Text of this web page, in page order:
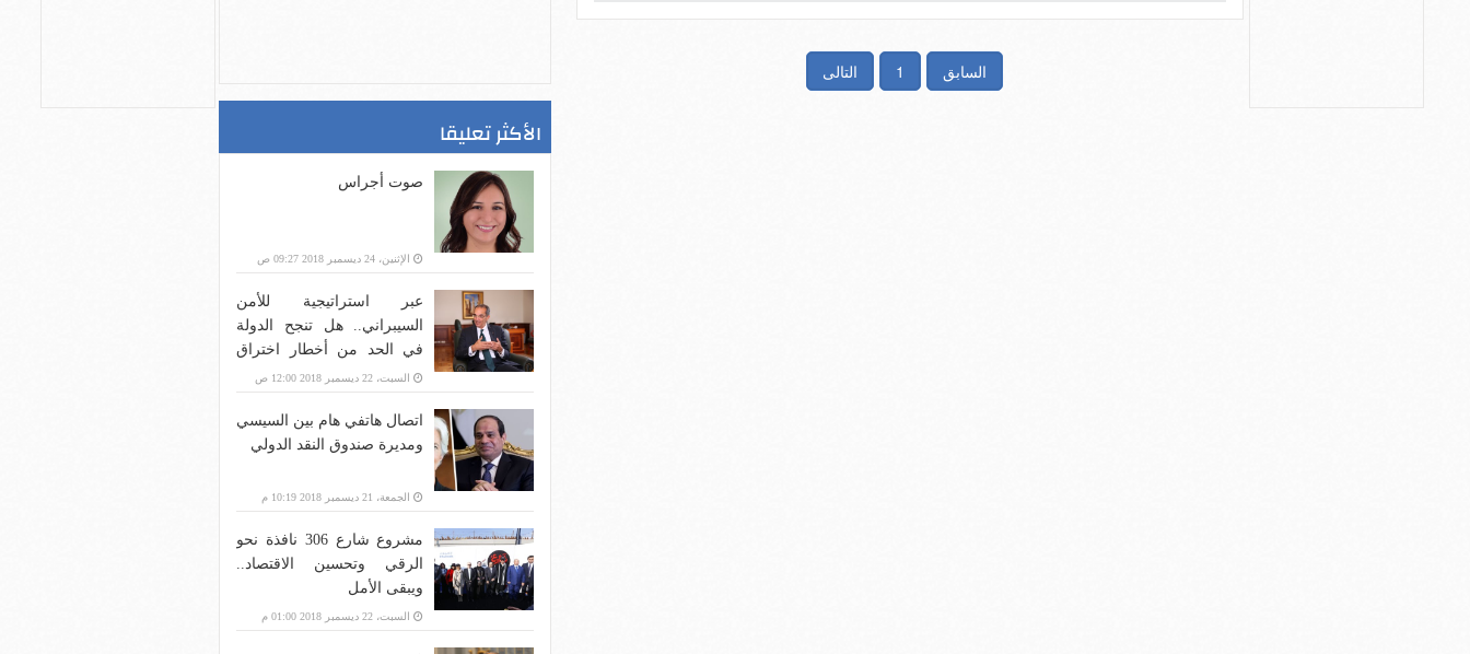
السابق 1 التالى
الأكثر تعليقا
صوت أجراس
الإثنين، 24 ديسمبر 2018 09:27 ص
عبر استراتيجية للأمن
السيبراني.. هل تنجح الدولة
في الحد من أخطار اختراق
بنية الاتصالات؟
السبت، 22 ديسمبر 2018 12:00 ص
اتصال هاتفي هام بين السيسي
ومديرة صندوق النقد الدولي
الجمعة، 21 ديسمبر 2018 10:19 م
مشروع شارع 306 نافذة نحو
الرقي وتحسين الاقتصاد..
ويبقى الأمل
السبت، 22 ديسمبر 2018 01:00 م